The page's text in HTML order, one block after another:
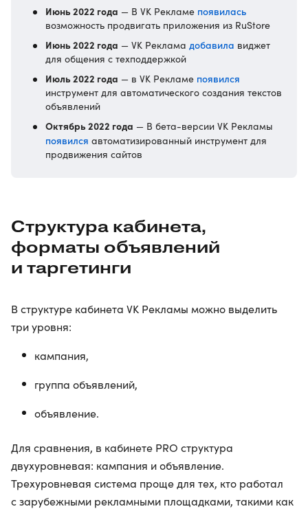
Июнь 2022 года — В VK Рекламе появилась
возможность продвигать приложения из RuStore
Июнь 2022 года — VK Реклама добавила виджет
для общения с техподдержкой
Июль 2022 года — в VK Рекламе появился
инструмент для автоматического создания текстов
объявлений
Октябрь 2022 года — В бета-версии VK Рекламы
появился автоматизированный инструмент для
продвижения сайтов
Структура кабинета,
форматы объявлений
и таргетинги
В структуре кабинета VK Рекламы можно выделить
три уровня:
кампания,
группа объявлений,
объявление.
Для сравнения, в кабинете PRO структура
двухуровневая: кампания и объявление.
Трехуровневая система проще для тех, кто работал
с зарубежными рекламными площадками, такими как